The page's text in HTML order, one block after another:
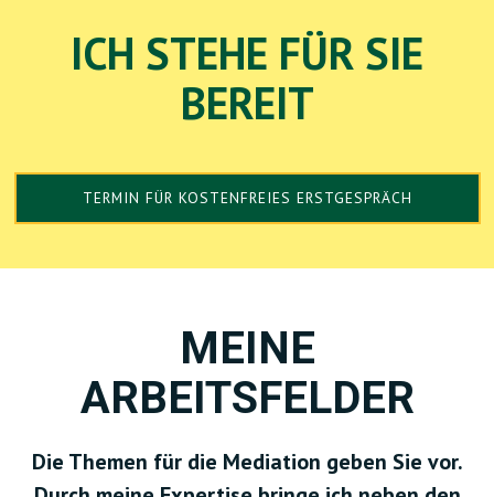
ICH STEHE FÜR SIE
BEREIT
TERMIN FÜR KOSTENFREIES ERSTGESPRÄCH
MEINE
ARBEITSFELDER
Die Themen für die Mediation geben Sie vor.